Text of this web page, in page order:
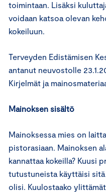
toimintaan. Lisäksi
voidaan katsoa olevan
kokeiluun.
Terveyden Edistämisen
antanut neuvostolle
Kirjelmät ja
Mainoksen sisältö
Mainoksessa mies on
pistorasiaan. Mainoksen
kannattaa kokeilla? Kuusi
tutustuneista käyttäisi
olisi. Kuulostaako